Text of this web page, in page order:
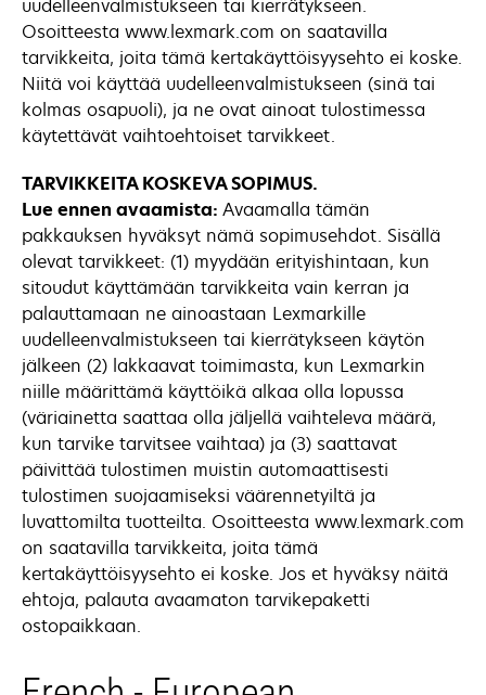
uudelleenvalmistukseen tai kierrätykseen.
Osoitteesta www.lexmark.com on saatavilla
tarvikkeita, joita tämä kertakäyttöisyysehto ei koske.
Niitä voi käyttää uudelleenvalmistukseen (sinä tai
kolmas osapuoli), ja ne ovat ainoat tulostimessa
käytettävät vaihtoehtoiset tarvikkeet.
TARVIKKEITA KOSKEVA SOPIMUS.
Lue ennen avaamista: Avaamalla tämän
pakkauksen hyväksyt nämä sopimusehdot. Sisällä
olevat tarvikkeet: (1) myydään erityishintaan, kun
sitoudut käyttämään tarvikkeita vain kerran ja
palauttamaan ne ainoastaan Lexmarkille
uudelleenvalmistukseen tai kierrätykseen käytön
jälkeen (2) lakkaavat toimimasta, kun Lexmarkin
niille määrittämä käyttöikä alkaa olla lopussa
(väriainetta saattaa olla jäljellä vaihteleva määrä,
kun tarvike tarvitsee vaihtaa) ja (3) saattavat
päivittää tulostimen muistin automaattisesti
tulostimen suojaamiseksi väärennetyiltä ja
luvattomilta tuotteilta. Osoitteesta www.lexmark.com
on saatavilla tarvikkeita, joita tämä
kertakäyttöisyysehto ei koske. Jos et hyväksy näitä
ehtoja, palauta avaamaton tarvikepaketti
ostopaikkaan.